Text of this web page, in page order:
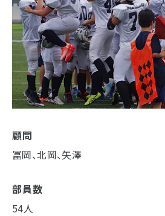
顧問
冨岡、北岡、矢澤
部員数
54人